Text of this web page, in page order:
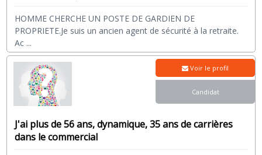
HOMME CHERCHE UN POSTE DE GARDIEN DE
PROPRIETE.Je suis un ancien agent de sécurité à la retraite.
Ac ...
J'ai plus de 56 ans, dynamique, 35 ans de carrières
dans le commercial
Voir le profil
Candidat